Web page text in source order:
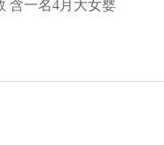
一名4月大女婴